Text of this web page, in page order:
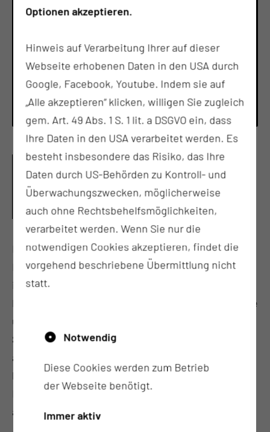
VERSORGUNG VON
CHRONISCHEN WUNDEN IN
VERTRAUTER UMGEBUNG
Entdecken Sie die Vorteile unserer häuslichen
Krankenpflege, wo professionelle Betreuung direkt
in Ihrem Zuhause stattfindet. Unsere engagierten
Pflegekräfte sind darauf spezialisiert, eine vertraute
und unterstützende Umgebung zu schaffen, in der
Sie die bestmögliche Pflege erhalten. Erfahren Sie
auf dieser Seite, wie wir durch individuelle,
bedürfnisorientierte Pflegeleistungen Ihre
Lebensqualität steigern und Ihnen ein Höchstmaß
an Komfort und Selbstständigkeit bieten.
SARAH FABISCH
Tel.:+49 355 4679 404
Per E-Mail kontaktieren
Optionen akzeptieren.
Hinweis auf Verarbeitung Ihrer auf dieser
Webseite erhobenen Daten in den USA durch
Google, Facebook, Youtube. Indem sie auf
„Alle akzeptieren“ klicken, willigen Sie zugleich
gem. Art. 49 Abs. 1 S. 1 lit. a DSGVO ein, dass
Ihre Daten in den USA verarbeitet werden. Es
besteht insbesondere das Risiko, das Ihre
Daten durch US-Behörden zu Kontroll- und
Überwachungszwecken, möglicherweise
auch ohne Rechtsbehelfsmöglichkeiten,
verarbeitet werden. Wenn Sie nur die
notwendigen Cookies akzeptieren, findet die
vorgehend beschriebene Übermittlung nicht
statt.
Notwendig
Diese Cookies werden zum Betrieb
der Webseite benötigt.
Immer aktiv